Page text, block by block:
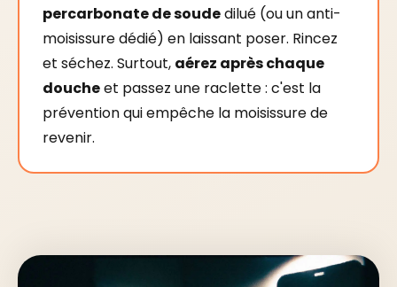
percarbonate de soudedilué (ou un anti-
moisissure dédié) en laissant poser. Rincez
et séchez. Surtout, aérez après chaque
doucheet passez une raclette : c'est la
prévention qui empêche la moisissure de
revenir.